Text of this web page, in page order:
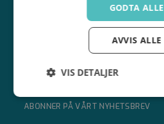
ABONNER PÅ VÅRT NYHETSBREV
GODTA ALLE
AVVIS ALLE
VIS DETALJER
Strengt
nødvendig
Ytelse